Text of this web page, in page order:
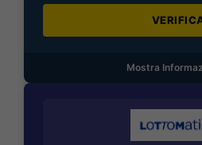
Mostra